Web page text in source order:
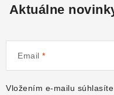
Aktuálne
Email
Vložením e-mailu